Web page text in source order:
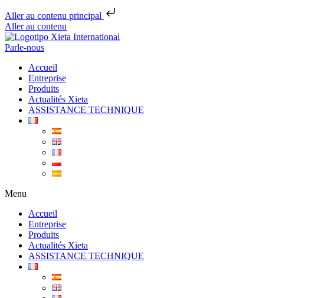
Aller au contenu principal
Aller au contenu
Parle-nous
Accueil
Entreprise
Produits
Actualités Xieta
ASSISTANCE TECHNIQUE
Menu
Accueil
Entreprise
Produits
Actualités Xieta
ASSISTANCE TECHNIQUE